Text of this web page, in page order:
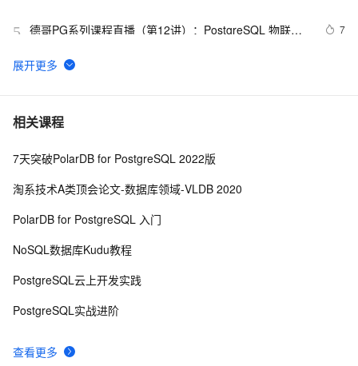
5 德哥PG系列课程直播（第12讲）：PostgreSQL 物联网
7
6
PostgreSQL 11 新特性解读 : Initdb/Pg_resetwal支持修
7 PostgreSQL 如何轻松搞定行驶、运动轨迹合并和切
8 zabbix template pg_monz for PostgreSQL
10PostgreSQL\MySQL比较
相关课程
查看更多
7天突破PolarDB for PostgreSQL 2022版
淘系技术A类顶会论文-数据库领域-VLDB 2020
PolarDB for PostgreSQL 入门
NoSQL数据库Kudu教程
PostgreSQL云上开发实践
PostgreSQL实战进阶